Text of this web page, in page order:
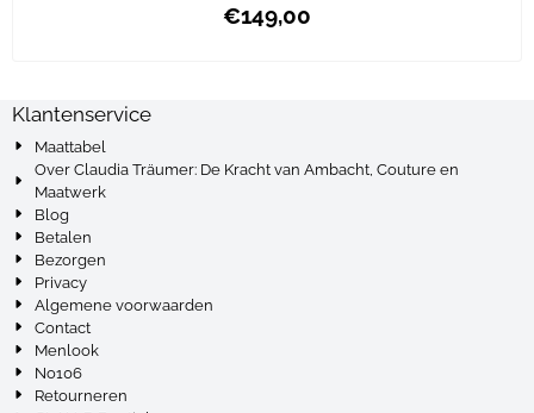
Prijs: 149,00
€149,00
Klantenservice
Maattabel
Over Claudia Träumer: De Kracht van Ambacht, Couture en
Maatwerk
Blog
Betalen
Bezorgen
Privacy
Algemene voorwaarden
Contact
Menlook
No106
Retourneren